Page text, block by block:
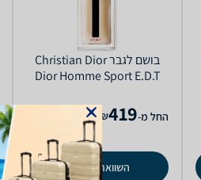
בושם לגבר Christian Dior
Dior Homme Sport E.D.T
החל מ-419
₪
השוואת מחירים